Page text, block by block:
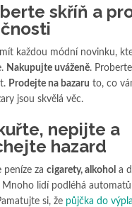
skříň a
každou módní novinku,
Nakupujte uváženě.
Prodejte na bazaru to, co
jsou skvělá věc.
nepijte a
hazard
peníze za cigarety, alkohol a
Mnoho lidí podléhá
si, že půjčka do